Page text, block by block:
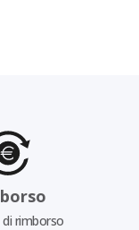
di rimborso